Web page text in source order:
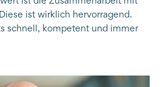
ist wirklich hervorragend.
schnell, kompetent und immer